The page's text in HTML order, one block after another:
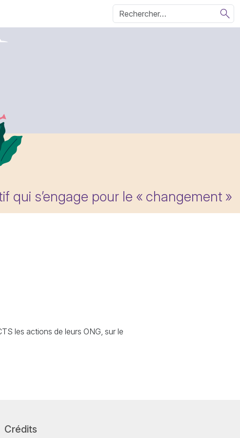
qui s’engage pour le « changement »
les actions de leurs ONG, sur le
Crédits